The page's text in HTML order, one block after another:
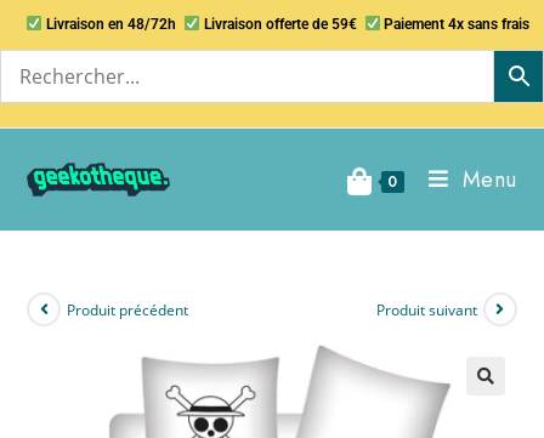
Livraison en 48/72h Livraison offerte de 59€ Paiement 4x sans frais
0 Menu
Produit précédent Produit suivant